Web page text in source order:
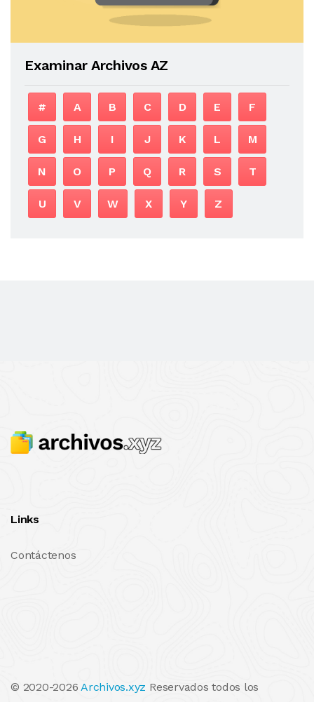
Examinar Archivos AZ
# A B C D E F
G H I J K L M
N O P Q R S T
U V W X Y Z
Links
Contáctenos
© 2020-2026Archivos.xyz Reservados todos los